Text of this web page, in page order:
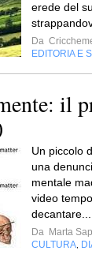
erede del
Da
EDITORIA E
il
Un piccolo
una
mentale
video
decantare...
Da Marta
CULTURA